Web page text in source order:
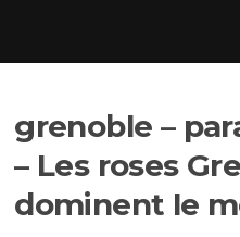
grenoble –
– Les roses
dominent le